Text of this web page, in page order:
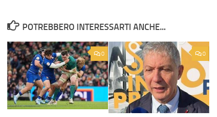
POTREBBERO INTERESSARTI ANCHE...
0 0